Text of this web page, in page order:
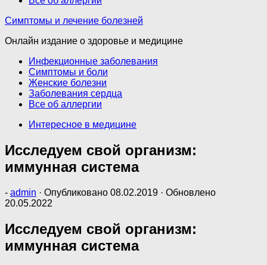
Симптомы и лечение болезней
Онлайн издание о здоровье и медицине
Инфекционные заболевания
Симптомы и боли
Женские болезни
Заболевания сердца
Все об аллергии
Интересное в медицине
Исследуем свой организм:
иммунная система
- admin · Опубликовано 08.02.2019 · Обновлено
20.05.2022
Исследуем свой организм:
иммунная система